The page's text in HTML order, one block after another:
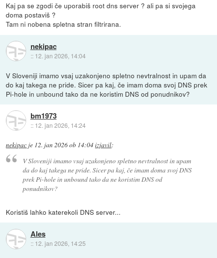
Kaj pa se zgodi če uporabiš root dns server ? ali pa si svojega
doma postaviš ?
Tam ni nobena spletna stran filtrirana.
nekipac
:: 12. jan 2026, 14:04
V Sloveniji imamo vsaj uzakonjeno spletno nevtralnost in upam da
do kaj takega ne pride. Sicer pa kaj, če imam doma svoj DNS prek
Pi-hole in unbound tako da ne koristim DNS od ponudnikov?
bm1973
:: 12. jan 2026, 14:24
nekipac je 12. jan 2026 ob 14:04izjavil:
V Sloveniji imamo vsaj uzakonjeno spletno nevtralnost in upam
da do kaj takega ne pride. Sicer pa kaj, če imam doma svoj DNS
prek Pi-hole in unbound tako da ne koristim DNS od
ponudnikov?
Koristiš lahko katerekoli DNS server...
Ales
:: 12. jan 2026, 14:25